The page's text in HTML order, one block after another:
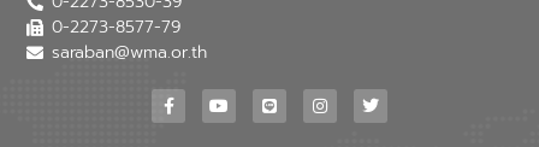
0-2273-8577-79
saraban@wma.or.th